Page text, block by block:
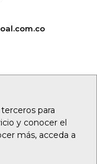
para
y conocer el
más, acceda a